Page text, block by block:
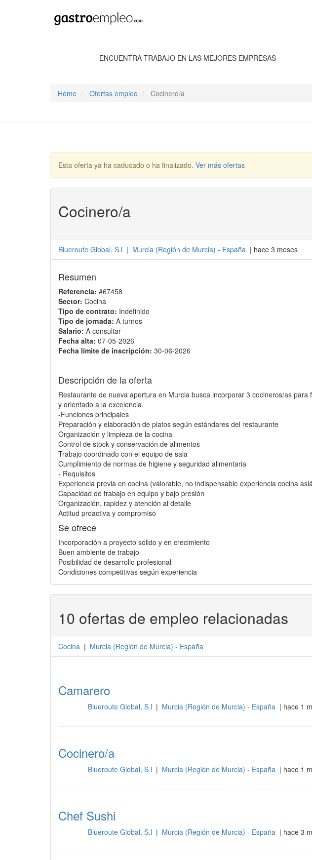
ENCUENTRA TRABAJO EN LAS MEJORES EMPRESAS
Home Ofertas empleo Cocinero/a
Esta oferta ya ha caducado o ha finalizado. Ver más ofertas
Cocinero/a
Blueroute Global, S.l | Murcia (Región de Murcia) - España | hace 3 meses
Resumen
Referencia: #67458
Sector: Cocina
Tipo de contrato: Indefinido
Tipo de jornada: A turnos
Salario: A consultar
Fecha alta: 07-05-2026
Fecha límite de inscripción: 30-06-2026
Descripción de la oferta
Restaurante de nueva apertura en Murcia busca incorporar 3 cocineros/as
y orientado a la excelencia.
-Funciones principales
Preparación y elaboración de platos según estándares del restaurante
Organización y limpieza de la cocina
Control de stock y conservación de alimentos
Trabajo coordinado con el equipo de sala
Cumplimiento de normas de higiene y seguridad alimentaria
- Requisitos
Experiencia previa en cocina (valorable, no indispensable experiencia cocina
Capacidad de trabajo en equipo y bajo presión
Organización, rapidez y atención al detalle
Actitud proactiva y compromiso
Se ofrece
Incorporación a proyecto sólido y en crecimiento
Buen ambiente de trabajo
Posibilidad de desarrollo profesional
Condiciones competitivas según experiencia
10 ofertas de empleo relacionadas
Cocina | Murcia (Región de Murcia) - España
Camarero
Blueroute Global, S.l | Murcia (Región de Murcia) - España | hace 1
Cocinero/a
Blueroute Global, S.l | Murcia (Región de Murcia) - España | hace 1
Chef Sushi
Blueroute Global, S.l | Murcia (Región de Murcia) - España | hace 3